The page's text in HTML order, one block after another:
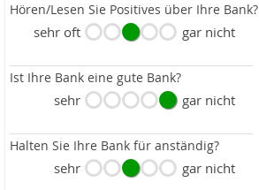
Hören/Lesen Sie Positives über Ihre Bank?
sehr oft gar nicht
Ist Ihre Bank eine gute Bank?
sehr gar nicht
Halten Sie Ihre Bank für anständig?
sehr gar nicht